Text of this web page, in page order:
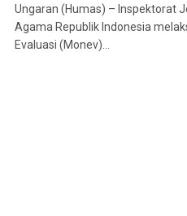
Ungaran (Humas) – Inspektorat
Agama Republik Indonesia
Evaluasi (Monev)…